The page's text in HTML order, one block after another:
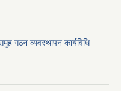
गठन व्यवस्थापन कार्यविधि